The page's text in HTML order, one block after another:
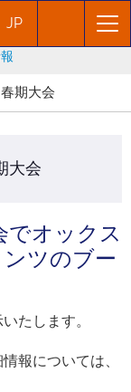
JP
期大会
大会
でオックス
ツのブー
たします。
報については、